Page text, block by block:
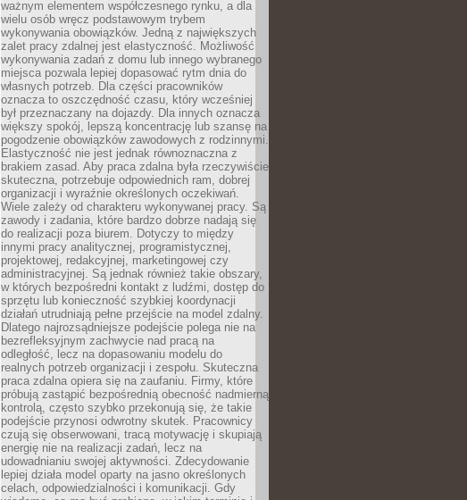
ważnym elementem współczesnego rynku, a dla
wielu osób wręcz podstawowym trybem
wykonywania obowiązków. Jedną z największych
zalet pracy zdalnej jest elastyczność. Możliwość
wykonywania zadań z domu lub innego wybranego
miejsca pozwala lepiej dopasować rytm dnia do
własnych potrzeb. Dla części pracowników
oznacza to oszczędność czasu, który wcześniej
był przeznaczany na dojazdy. Dla innych oznacza
większy spokój, lepszą koncentrację lub szansę na
pogodzenie obowiązków zawodowych z rodzinnymi.
Elastyczność nie jest jednak równoznaczna z
brakiem zasad. Aby praca zdalna była rzeczywiście
skuteczna, potrzebuje odpowiednich ram, dobrej
organizacji i wyraźnie określonych oczekiwań.
Wiele zależy od charakteru wykonywanej pracy. Są
zawody i zadania, które bardzo dobrze nadają się
do realizacji poza biurem. Dotyczy to między
innymi pracy analitycznej, programistycznej,
projektowej, redakcyjnej, marketingowej czy
administracyjnej. Są jednak również takie obszary,
w których bezpośredni kontakt z ludźmi, dostęp do
sprzętu lub konieczność szybkiej koordynacji
działań utrudniają pełne przejście na model zdalny.
Dlatego najrozsądniejsze podejście polega nie na
bezrefleksyjnym zachwycie nad pracą na
odległość, lecz na dopasowaniu modelu do
realnych potrzeb organizacji i zespołu. Skuteczna
praca zdalna opiera się na zaufaniu. Firmy, które
próbują zastąpić bezpośrednią obecność nadmierną
kontrolą, często szybko przekonują się, że takie
podejście przynosi odwrotny skutek. Pracownicy
czują się obserwowani, tracą motywację i skupiają
energię nie na realizacji zadań, lecz na
udowadnianiu swojej aktywności. Zdecydowanie
lepiej działa model oparty na jasno określonych
celach, odpowiedzialności i komunikacji. Gdy